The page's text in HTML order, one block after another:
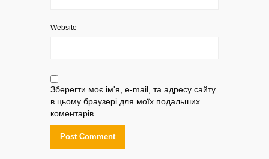
Website
Зберегти моє ім'я, e-mail, та адресу сайту
в цьому браузері для моїх подальших
коментарів.